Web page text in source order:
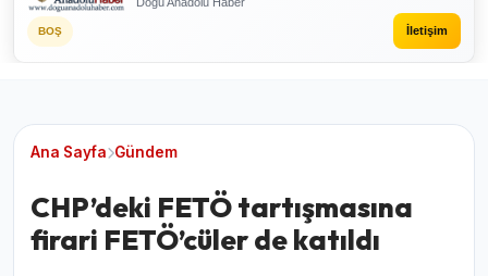
BOŞ İletişim
Ana Sayfa Gündem
CHP’deki FETÖ tartışmasına
firari FETÖ’cüler de katıldı